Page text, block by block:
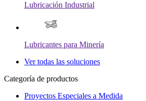
Lubricación Industrial
Lubricantes para Minería
Ver todas las soluciones
Categoría de productos
Proyectos Especiales a Medida